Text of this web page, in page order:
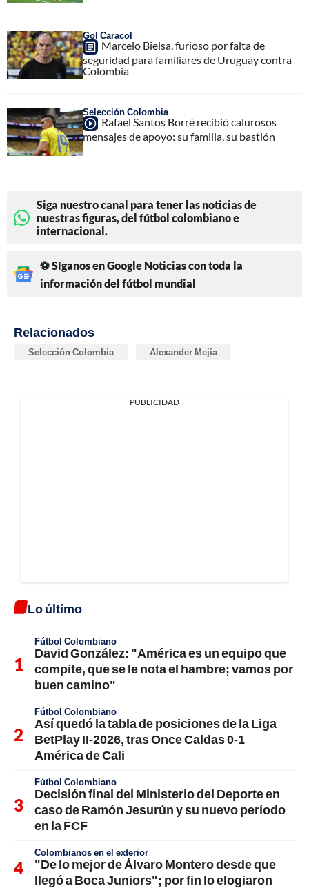
Gol Caracol
Marcelo Bielsa, furioso por falta de
seguridad para familiares de Uruguay contra
Colombia
Selección Colombia
Rafael Santos Borré recibió calurosos
mensajes de apoyo: su familia, su bastión
Siga nuestro canal para tener las noticias de
nuestras figuras, del fútbol colombiano e
internacional.
⚽ Síganos en Google Noticias con toda la
información del fútbol mundial
Relacionados
Selección Colombia Alexander Mejía
PUBLICIDAD
Lo último
Fútbol Colombiano
David González: "América es un equipo que
compite, que se le nota el hambre; vamos por
buen camino"
Fútbol Colombiano
Así quedó la tabla de posiciones de la Liga
BetPlay II-2026, tras Once Caldas 0-1
América de Cali
Fútbol Colombiano
Decisión final del Ministerio del Deporte en
caso de Ramón Jesurún y su nuevo período
en la FCF
Colombianos en el exterior
"De lo mejor de Álvaro Montero desde que
llegó a Boca Juniors"; por fin lo elogiaron